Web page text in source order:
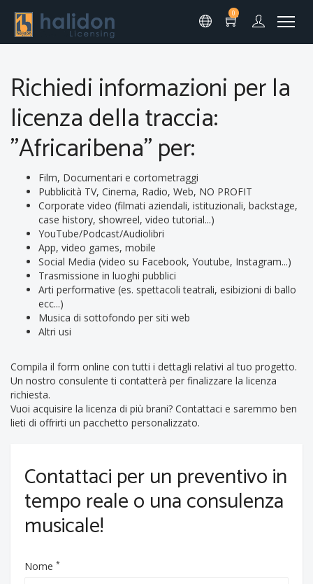
0
Richiedi informazioni per la
licenza della traccia:
"Africaribena" per:
Film, Documentari e cortometraggi
Pubblicità TV, Cinema, Radio, Web, NO PROFIT
Corporate video (filmati aziendali, istituzionali, backstage,
case history, showreel, video tutorial...)
YouTube/Podcast/Audiolibri
App, video games, mobile
Social Media (video su Facebook, Youtube, Instagram...)
Trasmissione in luoghi pubblici
Arti performative (es. spettacoli teatrali, esibizioni di ballo
ecc...)
Musica di sottofondo per siti web
Altri usi
Compila il form online con tutti i dettagli relativi al tuo progetto.
Un nostro consulente ti contatterà per finalizzare la licenza
richiesta.
Vuoi acquisire la licenza di più brani? Contattaci e saremmo ben
lieti di offrirti un pacchetto personalizzato.
Contattaci per un preventivo in
tempo reale o una consulenza
musicale!
Nome *